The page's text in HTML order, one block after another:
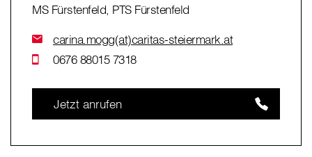
MS Fürstenfeld, PTS Fürstenfeld
carina.mogg(at)caritas-steiermark.at
0676 88015 7318
Jetzt anrufen